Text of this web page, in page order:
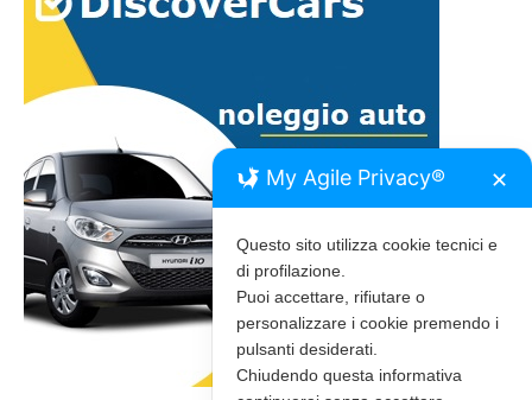
My Agile Privacy® ✕
Questo sito utilizza cookie tecnici e
di profilazione.
Puoi accettare, rifiutare o
personalizzare i cookie premendo i
pulsanti desiderati.
Chiudendo questa informativa